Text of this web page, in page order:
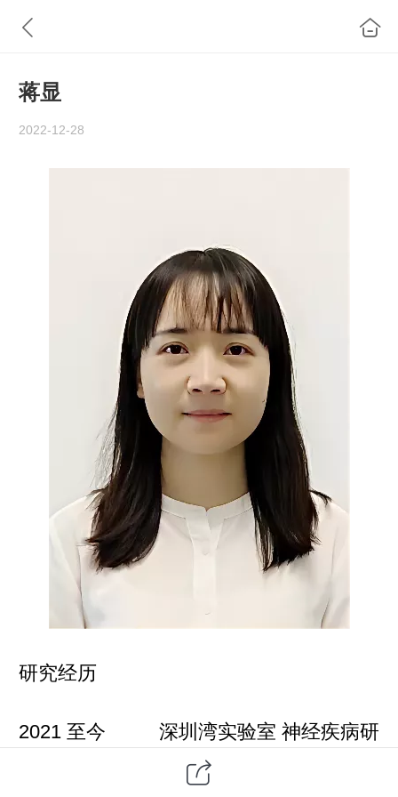
蒋显
2022-12-28
研究经历
2021 至今 深圳湾实验室 神经疾病研
究所 特聘研究员